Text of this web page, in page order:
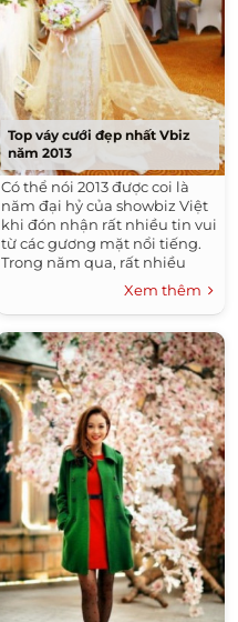
Top váy cưới đẹp nhất Vbiz
năm 2013
Có thể nói 2013 được coi là
năm đại hỷ của showbiz Việt
khi đón nhận rất nhiều tin vui
từ các gương mặt nổi tiếng.
Trong năm qua, rất nhiều
đám cưới đẹp và đắt giá đã
được tổ chức làm...
Xem thêm